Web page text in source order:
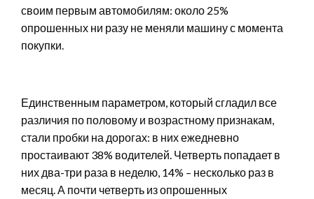
своим первым автомобилям: около 25%
опрошенных ни разу не меняли машину с момента
покупки.
Единственным параметром, который сгладил все
различия по половому и возрастному признакам,
стали пробки на дорогах: в них ежедневно
простаивают 38% водителей. Четверть попадает в
них два-три раза в неделю, 14% – несколько раз в
месяц. А почти четверть из опрошенных